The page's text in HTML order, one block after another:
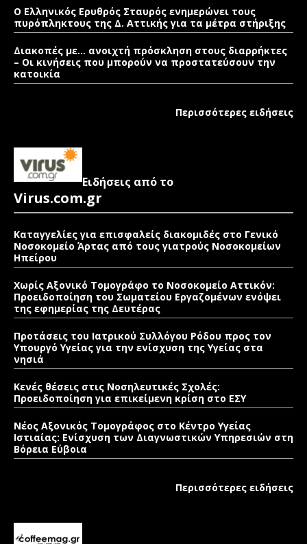
Ο Ελληνικός Ερυθρός Σταυρός ενημερώνει τους
πυρόπληκτους της Δ. Αττικής για τα μέτρα στήριξης
Διακοπές με… ανοιχτή πρόσκληση στους διαρρήκτες
– Οι κινήσεις που μπορούν να προστατεύσουν την
κατοικία
Περισσότερες ειδήσεις
Ειδήσεις από το
Virus.com.gr
Καταγγελίες για επισφαλείς διακομιδές στο Γενικό
Νοσοκομείο Άρτας από τους γιατρούς Νοσοκομείων
Ηπείρου
Χωρίς Αξονικό Τομογράφο το Νοσοκομείο Αττικόν:
Προειδοποίηση του Σωματείου Εργαζομένων ενόψει
της εφημερίας της Δευτέρας
Προτάσεις του Ιατρικού Συλλόγου Ρόδου προς τον
Υπουργό Υγείας για την ενίσχυση της Υγείας στα
νησιά
Κενές θέσεις στις Νοσηλευτικές Σχολές:
Προειδοποίηση για επικείμενη κρίση στο ΕΣΥ
Νέος Αξονικός Τομογράφος στο Κέντρο Υγείας
Ιστιαίας: Ενίσχυση των Διαγνωστικών Υπηρεσιών στη
Βόρεια Εύβοια
Περισσότερες ειδήσεις